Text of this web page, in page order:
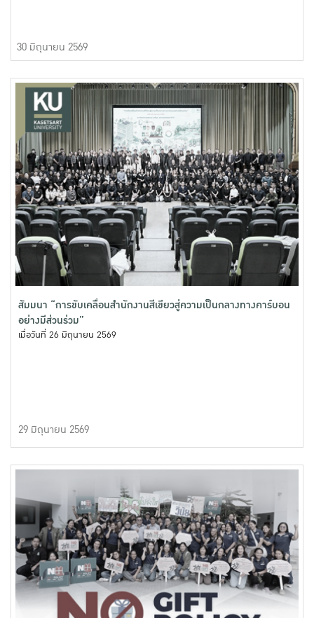
30 มิถุนายน 2569
สัมมนา “การขับเคลื่อนสำนักงานสีเขียวสู่ความเป็นกลางทางคาร์บอน
อย่างมีส่วนร่วม”
เมื่อวันที่ 26 มิถุนายน 2569
29 มิถุนายน 2569